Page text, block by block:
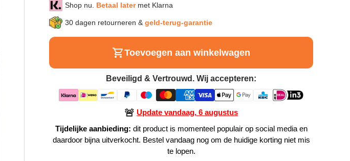
Shop nu. Betaal latermet Klarna
30 dagen retourneren & geld-terug-garantie
Toevoegen aan winkelwagen
Beveiligd & Vertrouwd. Wij accepteren:
🚨 Update vandaag, 6 augustus
Tijdelijke aanbieding: dit product is momenteel populair op social media en
daardoor bijna uitverkocht. Bestel vandaag nog om de huidige korting niet mis
te lopen.